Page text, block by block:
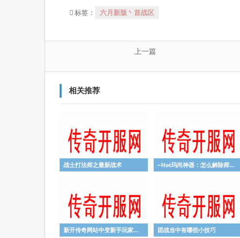
标签： 六月新版丶首战区
上一篇
相关推荐
战士打法师之最新战术 ~Hot玛尚神器：怎么解除师徒关系
新开传奇网站中变新手玩家如何在游戏中生存 团战当中有哪些小技巧